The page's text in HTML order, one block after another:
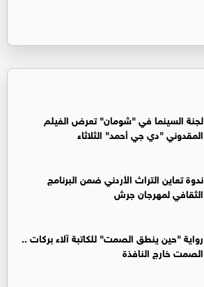
لجنة السينما في "شومان" تعرض الفيلم
المقدوني "دي جي أحمد" الثلاثاء
ندوة تعاين التراث الأردني ضمن البرنامج
الثقافي لمهرجان جرش
رواية "حين ينطق الصمت" للكاتبة آلاء بركات ..
الصمت خارج النافذة